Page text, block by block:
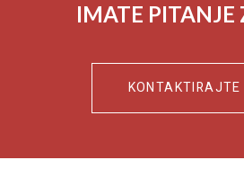
IMATE PITANJE
KONTAKTIRAJTE